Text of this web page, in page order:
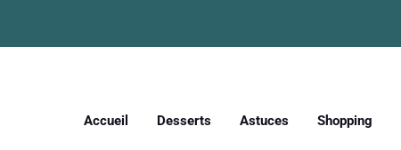
Accueil Desserts Astuces Shopping